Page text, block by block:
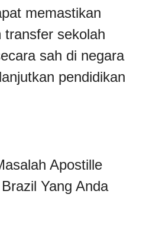
memastikan
transfer sekolah
sah di negara
pendidikan
Apostille
Yang Anda